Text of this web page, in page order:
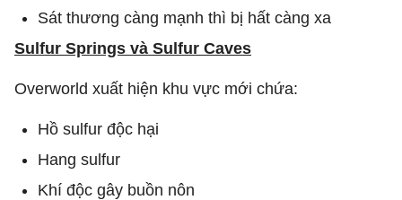
Sát thương càng mạnh thì bị hất càng xa
Sulfur Springs và Sulfur Caves
Overworld xuất hiện khu vực mới chứa:
Hồ sulfur độc hại
Hang sulfur
Khí độc gây buồn nôn